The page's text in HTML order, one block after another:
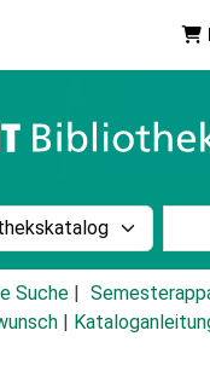
im Katalog nach:
Suche